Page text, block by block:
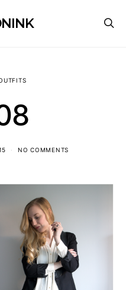
NO COMMENTS